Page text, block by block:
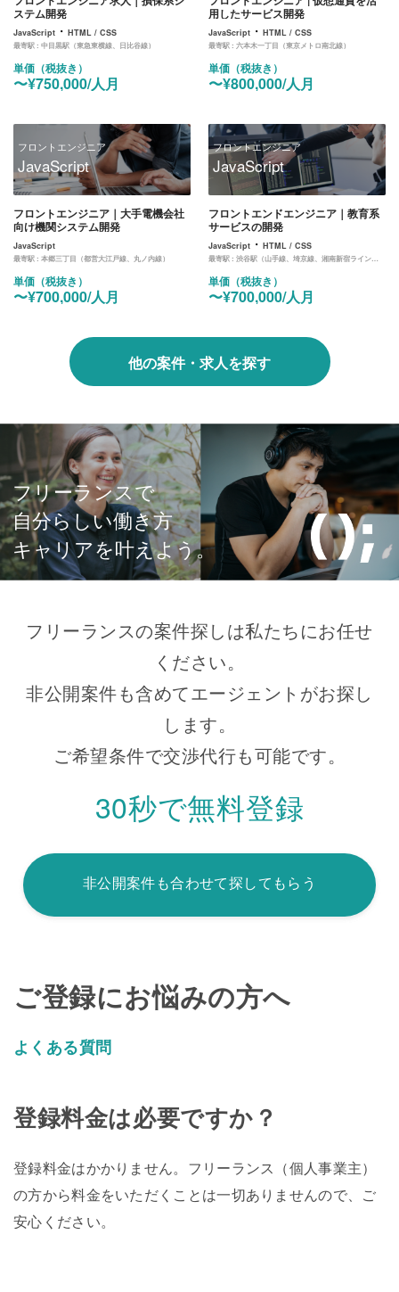
ステム開発
JavaScript ・ HTML / CSS
最寄駅 : 中目黒駅（東急東横線、日比谷線）
単価（税抜き）
〜¥750,000/人月
用したサービス開発
JavaScript ・HTML / CSS
最寄駅 :六本木一丁目（東京メトロ南北線）
単価（税抜き）
〜¥800,000/人月
フロントエンジニア
JavaScript
フロントエンジニア｜大手電機会社
向け機関システム開発
JavaScript
最寄駅 : 本郷三丁目（都営大江戸線、丸ノ内線）
単価（税抜き）
〜¥700,000/人月
フロントエンジニア
JavaScript
フロントエンドエンジニア｜教育系
サービスの開発
JavaScript ・HTML / CSS
最寄駅 :渋谷駅（山手線、埼京線、湘南新宿ライン、東横線、田園都市線、銀座線、半蔵門線、副都心線）
単価（税抜き）
〜¥700,000/人月
他の案件・求人を探す
フリーランスで
自分らしい働き方
キャリアを叶えよう。
フリーランスの案件探しは私たちにお任せ
ください。
非公開案件も含めてエージェントがお探し
します。
ご希望条件で交渉代行も可能です。
30秒で無料登録
非公開案件も合わせて探してもらう
ご登録にお悩みの方へ
よくある質問
登録料金は必要ですか？
登録料金はかかりません。フリーランス（個人事業主）
の方から料金をいただくことは一切ありませんので、ご
安心ください。